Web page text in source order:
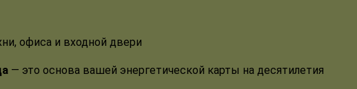
офиса и входной двери
— это основа вашей энергетической карты на десятилетия